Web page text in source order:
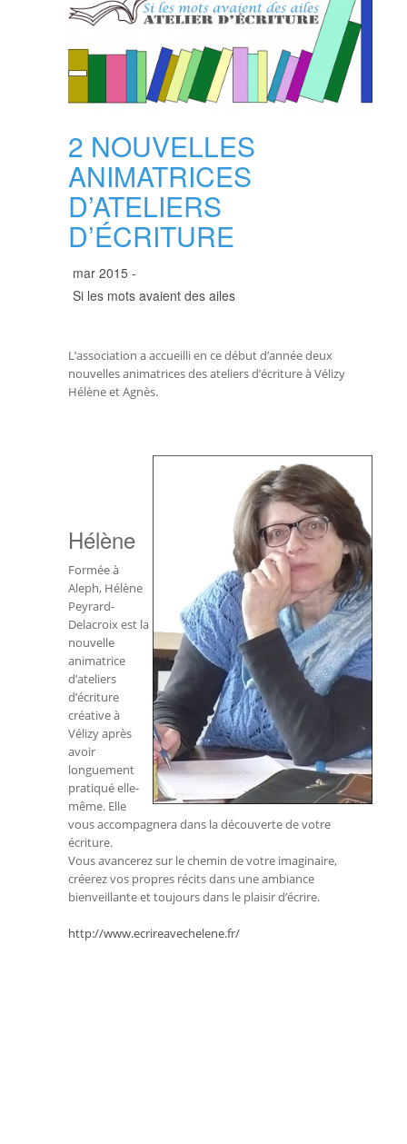
2 NOUVELLES
ANIMATRICES
D’ATELIERS
D’ÉCRITURE
mar 2015 -
Si les mots avaient des ailes
L’association a accueilli en ce début d’année deux
nouvelles animatrices des ateliers d’écriture à Vélizy
Hélène et Agnès.
Hélène
Formée à
Aleph, Hélène
Peyrard-
Delacroix est la
nouvelle
animatrice
d’ateliers
d’écriture
créative à
Vélizy après
avoir
longuement
pratiqué elle-
même. Elle
vous accompagnera dans la découverte de votre
écriture.
Vous avancerez sur le chemin de votre imaginaire,
créerez vos propres récits dans une ambiance
bienveillante et toujours dans le plaisir d’écrire.
http://www.ecrireavechelene.fr/